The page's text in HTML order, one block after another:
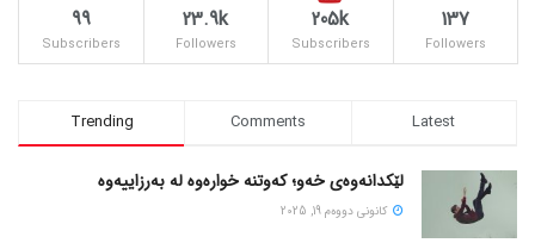
137
Followers
205k
Subscribers
23.9k
Followers
99
Subscribers
Trending Comments Latest
لێکدانەوەی خەو؛ کەوتنە خوارەوە لە بەرزاییەوە
كانونی دووه‌م 19, 2025